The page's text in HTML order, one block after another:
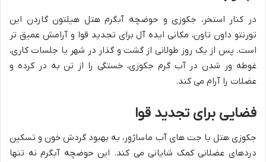
در کنار استخر، جکوزی و حوضچه آبگرم هتل هیلتون گاردن این
تورنتو داون تاون، مکانی ایده آل برای تجدید قوا و آرامش عمیق تر
است. پس از یک روز طولانی از گشت و گذار در شهر یا جلسات کاری،
غوطه ور شدن در آب گرم جکوزی، خستگی را از تن به در کرده و
عضلات را آرام می کند.
فضایی برای تجدید قوا
جکوزی هتل با جت های آب ماساژور، به بهبود گردش خون و تسکین
دردهای عضلانی کمک شایانی می کند. این حوضچه آبگرم نه تنها